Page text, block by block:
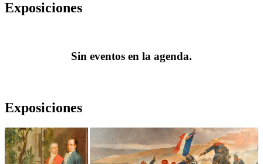
Exposiciones
Sin eventos en la agenda.
Exposiciones